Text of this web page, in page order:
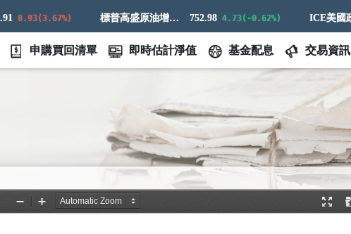
8.93(3.67%) 標普高盛原油增強超額回報指數 752.98 4.73(-0.62%)
申購買回清單 即時估計淨值 基金配息 交易資訊